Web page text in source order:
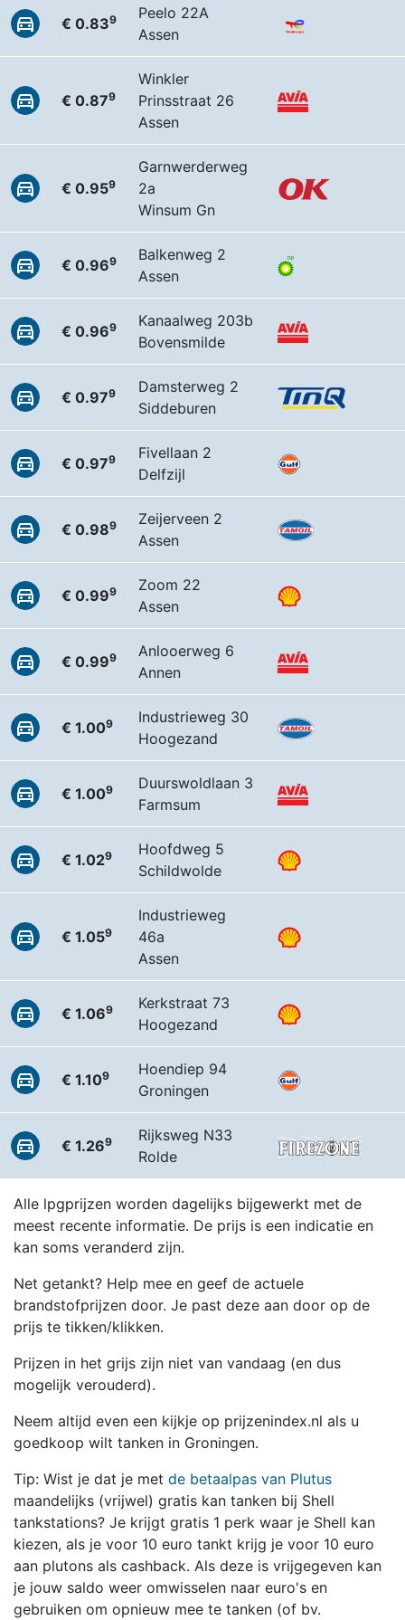
€ 0.839
Peelo 22A
Assen
€ 0.879
Winkler
Prinsstraat 26
Assen
€ 0.959
Garnwerderweg
2a
Winsum Gn
€ 0.969
Balkenweg 2
Assen
€ 0.969
Kanaalweg 203b
Bovensmilde
€ 0.979
Damsterweg 2
Siddeburen
€ 0.979
Fivellaan 2
Delfzijl
€ 0.989
Zeijerveen 2
Assen
€ 0.999
Zoom 22
Assen
€ 0.999
Anlooerweg 6
Annen
€ 1.009
Industrieweg 30
Hoogezand
€ 1.009
Duurswoldlaan 3
Farmsum
€ 1.029
Hoofdweg 5
Schildwolde
€ 1.059
Industrieweg
46a
Assen
€ 1.069
Kerkstraat 73
Hoogezand
€ 1.109
Hoendiep 94
Groningen
€ 1.269
Rijksweg N33
Rolde
Alle lpgprijzen worden dagelijks bijgewerkt met de
meest recente informatie. De prijs is een indicatie en
kan soms veranderd zijn.
Net getankt? Help mee en geef de actuele
brandstofprijzen door. Je past deze aan door op de
prijs te tikken/klikken.
Prijzen in het grijs zijn niet van vandaag (en dus
mogelijk verouderd).
Neem altijd even een kijkje op prijzenindex.nl als u
goedkoop wilt tanken in Groningen.
Tip: Wist je dat je met de betaalpas van Plutus
maandelijks (vrijwel) gratis kan tanken bij Shell
tankstations? Je krijgt gratis 1 perk waar je Shell kan
kiezen, als je voor 10 euro tankt krijg je voor 10 euro
aan plutons als cashback. Als deze is vrijgegeven kan
je jouw saldo weer omwisselen naar euro's en
gebruiken om opnieuw mee te tanken (of bv.